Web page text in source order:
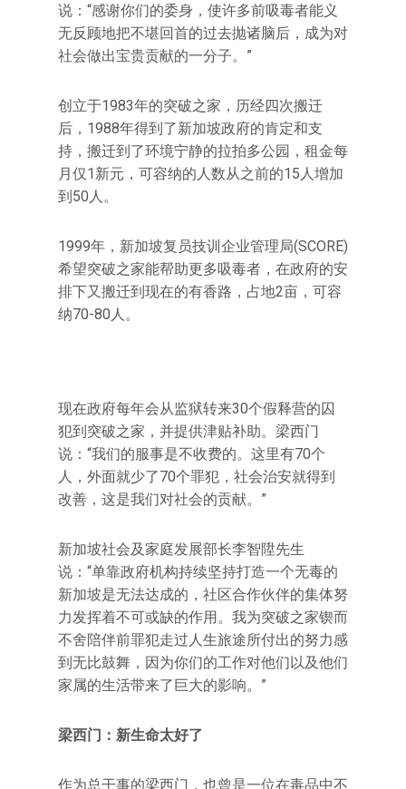
说：“感谢你们的委身，使许多前吸毒者能义
无反顾地把不堪回首的过去抛诸脑后，成为对
社会做出宝贵贡献的一分子。”
创立于1983年的突破之家，历经四次搬迁
后，1988年得到了新加坡政府的肯定和支
持，搬迁到了环境宁静的拉拍多公园，租金每
月仅1新元，可容纳的人数从之前的15人增加
到50人。
1999年，新加坡复员技训企业管理局(SCORE)
希望突破之家能帮助更多吸毒者，在政府的安
排下又搬迁到现在的有香路，占地2亩，可容
纳70-80人。
现在政府每年会从监狱转来30个假释营的囚
犯到突破之家，并提供津贴补助。梁西门
说：“我们的服事是不收费的。这里有70个
人，外面就少了70个罪犯，社会治安就得到
改善，这是我们对社会的贡献。”
新加坡社会及家庭发展部长李智陞先生
说：“单靠政府机构持续坚持打造一个无毒的
新加坡是无法达成的，社区合作伙伴的集体努
力发挥着不可或缺的作用。我为突破之家锲而
不舍陪伴前罪犯走过人生旅途所付出的努力感
到无比鼓舞，因为你们的工作对他们以及他们
家属的生活带来了巨大的影响。”
梁西门：新生命太好了
作为总干事的梁西门，也曾是一位在毒品中不